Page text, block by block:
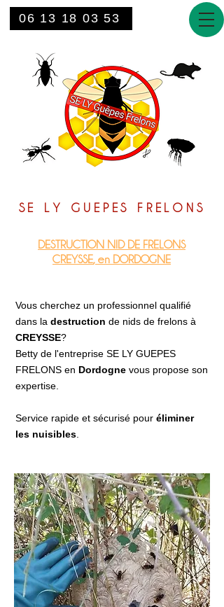
06 13 18 03 53
SE LY GUEPES FRELONS
DESTRUCTION NID DE FRELONS
CREYSSE, en DORDOGNE
Vous cherchez un professionnel qualifié
dans la destruction de nids de frelons à
CREYSSE?
Betty de l'entreprise SE LY GUEPES
FRELONS en Dordogne vous propose son
expertise.
Service rapide et sécurisé pour éliminer
les nuisibles